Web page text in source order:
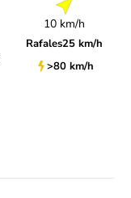
10 km/h
Rafales25 km/h
>80 km/h